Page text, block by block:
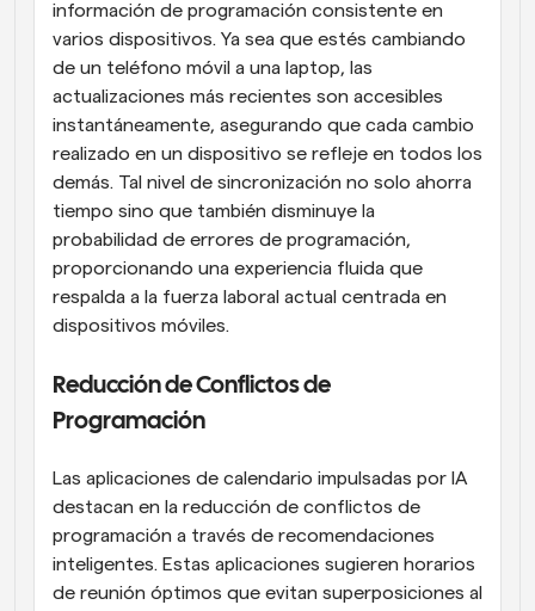
información de programación consistente en
varios dispositivos. Ya sea que estés cambiando
de un teléfono móvil a una laptop, las
actualizaciones más recientes son accesibles
instantáneamente, asegurando que cada cambio
realizado en un dispositivo se refleje en todos los
demás. Tal nivel de sincronización no solo ahorra
tiempo sino que también disminuye la
probabilidad de errores de programación,
proporcionando una experiencia fluida que
respalda a la fuerza laboral actual centrada en
dispositivos móviles.
Reducción de Conflictos de
Programación
Las aplicaciones de calendario impulsadas por IA
destacan en la reducción de conflictos de
programación a través de recomendaciones
inteligentes. Estas aplicaciones sugieren horarios
de reunión óptimos que evitan superposiciones al